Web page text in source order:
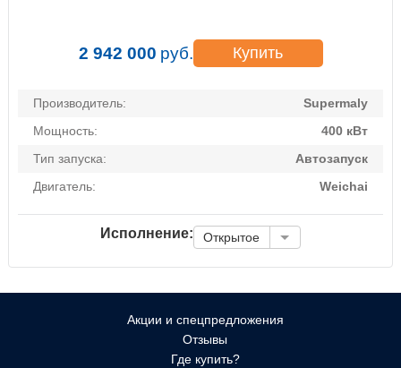
2 942 000 руб. Купить
Производитель:
Supermaly
Мощность:
400 кВт
Тип запуска:
Автозапуск
Двигатель:
Weichai
Исполнение: Открытое
Акции и спецпредложения
Отзывы
Где купить?